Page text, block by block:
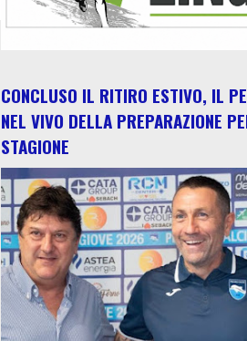
CONCLUSO IL RITIRO ESTIVO, IL
NEL VIVO DELLA PREPARAZIONE
STAGIONE